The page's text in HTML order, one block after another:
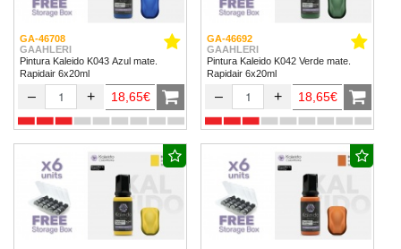
GA-46708
GAAHLERI
Pintura Kaleido K043 Azul mate.
Rapidair 6x20ml
– + 18,65€
GA-46692
GAAHLERI
Pintura Kaleido K042 Verde mate.
Rapidair 6x20ml
– + 18,65€